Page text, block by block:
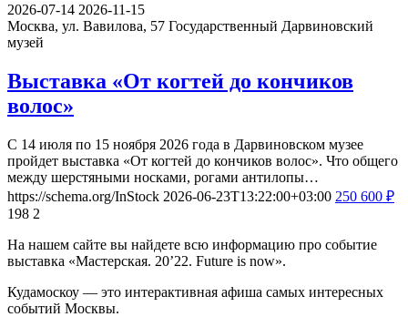
2026-07-14 2026-11-15
Москва, ул. Вавилова, 57 Государственный Дарвиновский
музей
Выставка «От когтей до кончиков
волос»
С 14 июля по 15 ноября 2026 года в Дарвиновском музее
пройдет выставка «От когтей до кончиков волос». Что общего
между шерстяными носками, рогами антилопы…
https://schema.org/InStock 2026-06-23T13:22:00+03:00 250 600 ₽
198 2
На нашем сайте вы найдете всю информацию про событие
выставка «Мастерская. 20’22. Future is now».
Кудамоскоу — это интерактивная афиша самых интересных
событий Москвы.